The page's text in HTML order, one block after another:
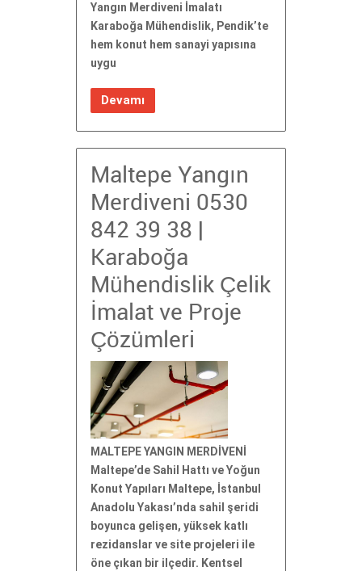
Yangın Merdiveni İmalatı
Karaboğa Mühendislik, Pendik’te
hem konut hem sanayi yapısına
uygu
Devamı
Maltepe Yangın
Merdiveni 0530
842 39 38 |
Karaboğa
Mühendislik Çelik
İmalat ve Proje
Çözümleri
MALTEPE YANGIN MERDİVENİ
Maltepe’de Sahil Hattı ve Yoğun
Konut Yapıları Maltepe, İstanbul
Anadolu Yakası’nda sahil şeridi
boyunca gelişen, yüksek katlı
rezidanslar ve site projeleri ile
öne çıkan bir ilçedir. Kentsel